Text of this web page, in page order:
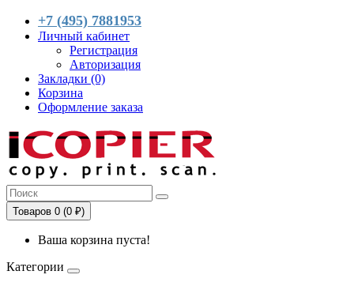
+7 (495) 7881953
Личный кабинет
Регистрация
Авторизация
Закладки (0)
Корзина
Оформление заказа
Товаров 0 (0 ₽)
Ваша корзина пуста!
Категории